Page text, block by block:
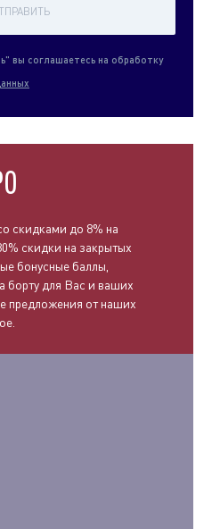
вы соглашаетесь на обработку
скидками до 8% на
скидки на закрытых
бонусные баллы,
борту для Вас и ваших
предложения от наших